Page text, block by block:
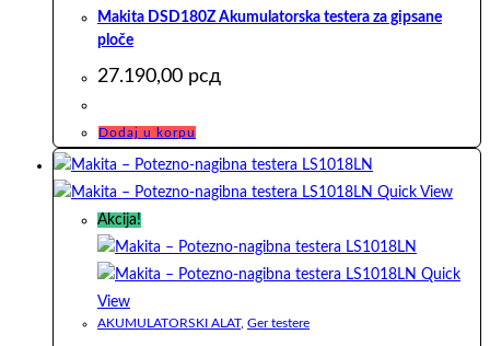
Makita DSD180Z Akumulatorska testera za gipsane
ploče
27.190,00 рсд
Dodaj u korpu
Quick View
Akcija!
Quick
View
AKUMULATORSKI ALAT, Ger testere